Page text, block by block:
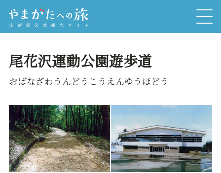
尾花沢運動公園遊歩道
おばなざわうんどうこうえんゆうほどう